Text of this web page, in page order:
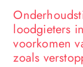
loodgieters
voorkomen
zoals